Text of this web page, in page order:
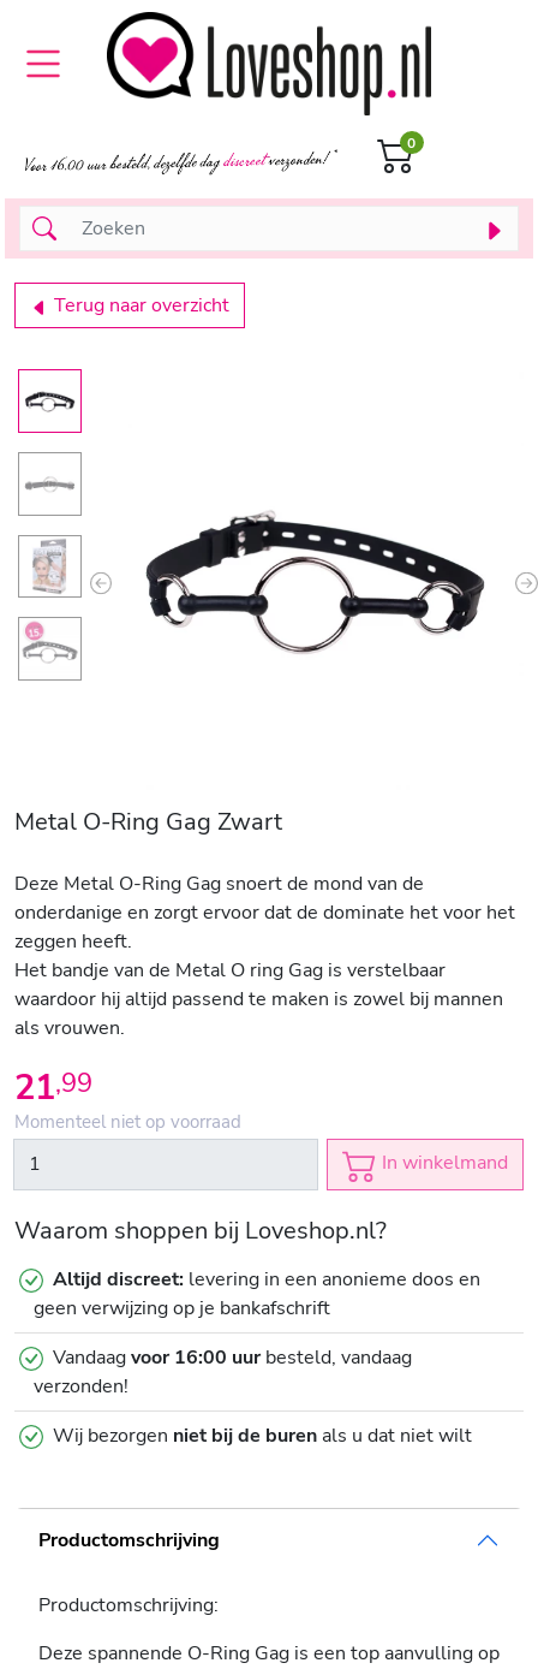
0
Terug naar overzicht
Previous
Metal O-Ring Gag Zwart
Deze Metal O-Ring Gag snoert de mond van de
onderdanige en zorgt ervoor dat de dominate het voor het
zeggen heeft.
Het bandje van de Metal O ring Gag is verstelbaar
waardoor hij altijd passend te maken is zowel bij mannen
als vrouwen.
21,99
Momenteel niet op voorraad
In winkelmand
Waarom shoppen bij Loveshop.nl?
Altijd discreet: levering in een anonieme doos en
geen verwijzing op je bankafschrift
Vandaagvoor 16:00 uurbesteld, vandaag
verzonden!
Wij bezorgen niet bij de burenals u dat niet wilt
Productomschrijving
Productomschrijving:
Deze spannende O-Ring Gag is een top aanvulling op